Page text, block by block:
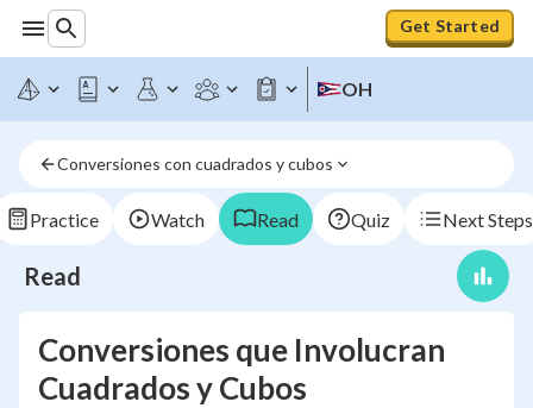
Get Started
OH
Conversiones con cuadrados y cubos
Practice Watch Read Quiz Next Steps
Read
Conversiones que Involucran
Cuadrados y Cubos